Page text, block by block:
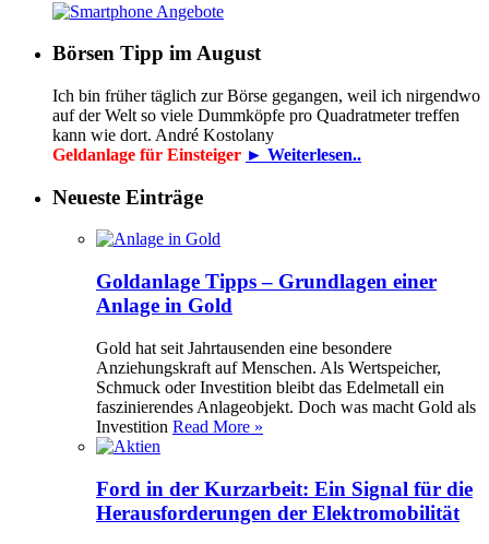
Börsen Tipp im August
Ich bin früher täglich zur Börse gegangen, weil ich nirgendwo
auf der Welt so viele Dummköpfe pro Quadrat­meter treffen
kann wie dort. André Kostolany
Geldanlage für Einsteiger ► Weiterlesen..
Neueste Einträge
Goldanlage Tipps – Grundlagen einer
Anlage in Gold
Gold hat seit Jahrtausenden eine besondere
Anziehungskraft auf Menschen. Als Wertspeicher,
Schmuck oder Investition bleibt das Edelmetall ein
faszinierendes Anlageobjekt. Doch was macht Gold als
Investition Read More »
Ford in der Kurzarbeit: Ein Signal für die
Herausforderungen der Elektromobilität